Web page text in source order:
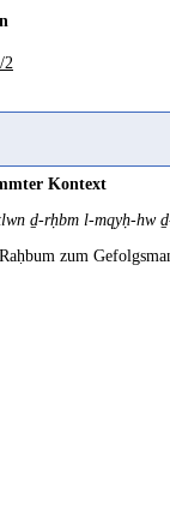
2
Kontext
ḏ-rḥbm l-mqyḥ-hw
zum